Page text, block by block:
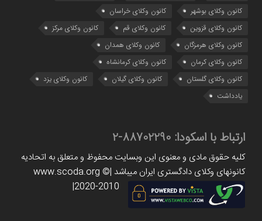
کانون وکلای بوشهر
کانون وکلای خراسان
کانون وکلای قزوین
کانون وکلای قم
کانون وکلای مرکز
کانون وکلای هرمزگان
کانون وکلای همدان
کانون وکلای کرمان
کانون وکلای کرمانشاه
کانون وکلای گلستان
کانون وکلای گیلان
کانون وکلای یزد
یادداشت
ارتباط با اسکودا: 88702290-2
کلیه حقوق مادی و معنوی این وبسایت محفوظ و متعلق به اتحادیه
کانونهای وکلای دادگستری ایران میباشد |www.scoda.org ©
2020-2010|